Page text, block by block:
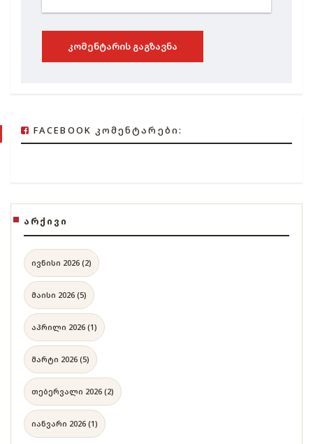
ᲙᲝᲛᲔᲜᲢᲐᲠᲘᲡ ᲒᲐᲒᲖᲐᲕᲜᲐ
FACEBOOK ᲙᲝᲛᲔᲜᲢᲐᲠᲔᲑᲘ:
ᲐᲠᲥᲘᲕᲘ
ივნისი 2026 (2)
მაისი 2026 (5)
აპრილი 2026 (1)
მარტი 2026 (5)
თებერვალი 2026 (2)
იანვარი 2026 (1)